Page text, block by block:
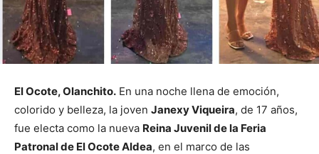
El Ocote, Olanchito. En una noche llena de emoción,
colorido y belleza, la joven Janexy Viqueira, de 17 años,
fue electa como la nueva Reina Juvenil de la Feria
Patronal de El Ocote Aldea, en el marco de las